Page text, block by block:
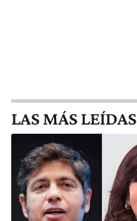
LAS MÁS LEÍDAS